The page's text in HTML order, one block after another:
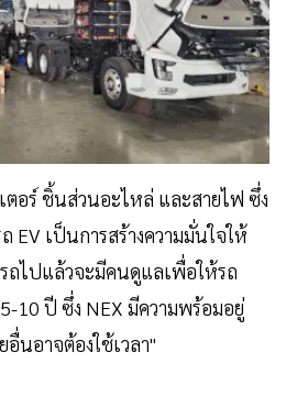
อร์ ชิ้นส่วนอะไหล่ และสายไฟ ซึ่ง
EV เป็นการสร้างความมั่นใจให้
ถไปแล้วจะมีคนดูแลเพื่อให้รถ
10 ปี ซึ่ง NEX มีความพร้อมอยู่
นอาจต้องใช้เวลา"